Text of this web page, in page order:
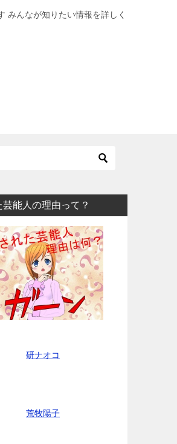
みんなが知りたい情報を詳しく
能人の理由って？
研ナオコ
荒牧陽子